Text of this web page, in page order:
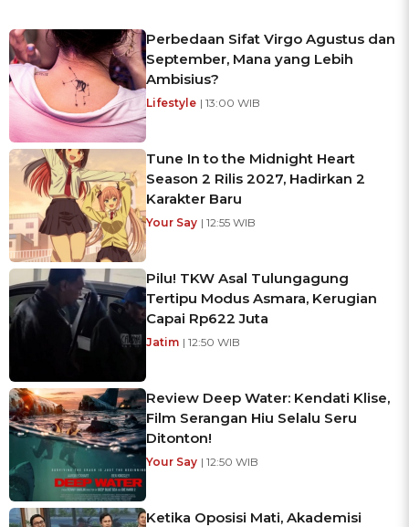
Perbedaan Sifat Virgo Agustus dan
September, Mana yang Lebih
Ambisius?
Lifestyle | 13:00 WIB
Tune In to the Midnight Heart
Season 2 Rilis 2027, Hadirkan 2
Karakter Baru
Your Say | 12:55 WIB
Pilu! TKW Asal Tulungagung
Tertipu Modus Asmara, Kerugian
Capai Rp622 Juta
Jatim | 12:50 WIB
Review Deep Water: Kendati Klise,
Film Serangan Hiu Selalu Seru
Ditonton!
Your Say | 12:50 WIB
Ketika Oposisi Mati, Akademisi